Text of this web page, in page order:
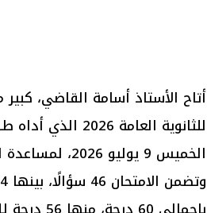
أتاح الأستاذ أسامة القاضي، كبير
للثانوية
الخميس 9